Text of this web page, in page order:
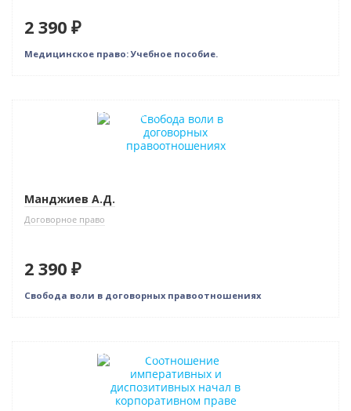
2 390 ₽
Медицинское право: Учебное пособие.
Индивидуальный подход
Манджиев А.Д.
Договорное право
2 390 ₽
Свобода воли в договорных правоотношениях
Индивидуальный подход